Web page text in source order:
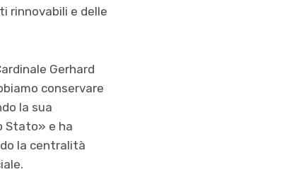
rinnovabili e delle
Gerhard
conservare
la sua
Stato» e ha
la centralità